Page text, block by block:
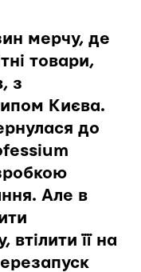
мерчу, де
товари,
з
Києва.
до
Але в
її на